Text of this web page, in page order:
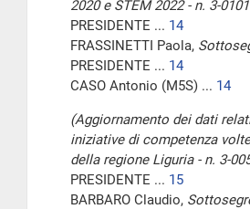
2020 e STEM 2022 - n. 3-
PRESIDENTE ... 14
FRASSINETTI Paola,
PRESIDENTE ... 14
CASO Antonio (M5S) ... 14
(Aggiornamento dei dati
iniziative di competenza
della regione Liguria - n. 3-
PRESIDENTE ... 15
BARBARO Claudio,